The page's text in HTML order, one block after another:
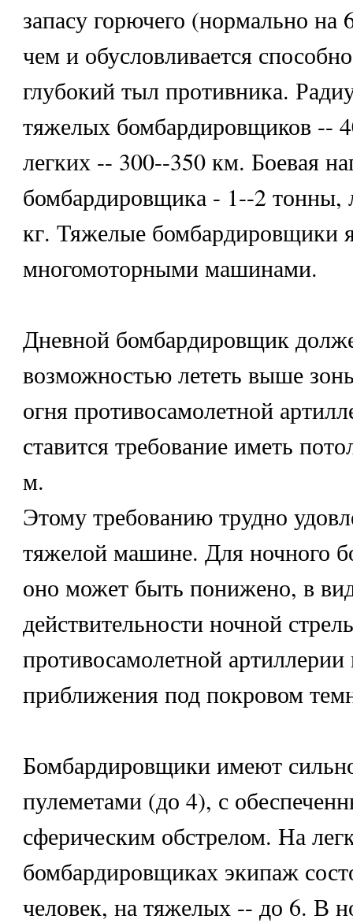
запасу горючего (нормально на
чем и обусловливается
глубокий тыл противника.
тяжелых бомбардировщиков --
легких -- 300--350 км. Боевая
бомбардировщика - 1--2 тонны,
кг. Тяжелые бомбардировщики
многомоторными машинами.
Дневной бомбардировщик
возможностью лететь выше
огня противосамолетной
ставится требование иметь
м.
Этому требованию трудно
тяжелой машине. Для ночного
оно может быть понижено, в
действительности ночной
противосамолетной
приближения под покровом
Бомбардировщики имеют
пулеметами (до 4), с
сферическим обстрелом. На
бомбардировщиках экипаж
человек, на тяжелых -- до 6. В